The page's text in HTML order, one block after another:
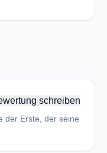
schreiben
der Erste, der seine